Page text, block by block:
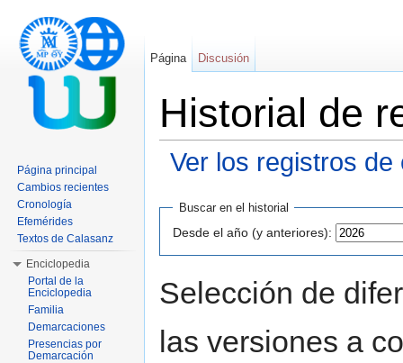
Historial de
Ver los registros de
Buscar en el historial
Desde el año (y anteriores):
Selección de
las versiones a
Página Discusión
Página principal
Cambios recientes
Cronología
Efemérides
Textos de Calasanz
Enciclopedia
Portal de la
Enciclopedia
Familia
Demarcaciones
Presencias por
Demarcación